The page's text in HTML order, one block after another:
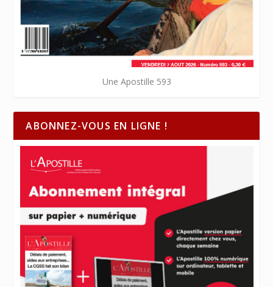
Une Apostille 593
ABONNEZ-VOUS EN LIGNE !